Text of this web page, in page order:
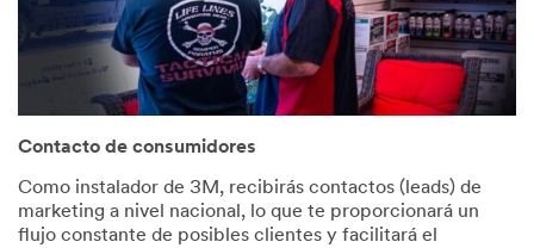
Contacto de consumidores
Como instalador de 3M, recibirás contactos (leads) de
marketing a nivel nacional, lo que te proporcionará un
flujo constante de posibles clientes y facilitará el